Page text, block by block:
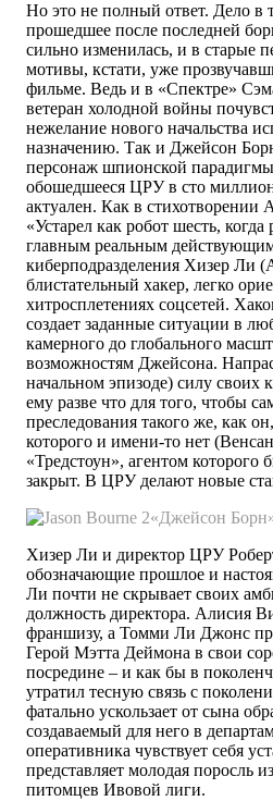
Но это не полный ответ. Дело в
прошедшее после последней
сильно изменилась, и в старые
мотивы, кстати, уже
фильме. Ведь и в «Спектре»
ветеран холодной войны
нежелание нового начальства
назначению. Так и Джейсон
персонаж шпионской
обошедшееся ЦРУ в сто
актуален. Как в стихотворении
«Устарел как робот шесть, когда
главным реальным
киберподразделения Хизер Ли
блистательный хакер, легко
хитросплетениях соцсетей.
создает заданные ситуации в
камерного до глобального
возможностям Джейсона.
начальном эпизоде) силу своих
ему разве что для того, чтобы
преследования такого же, как
которого и имени-то нет
«Тредстоун», агентом которого
закрыт. В ЦРУ делают новые
«Джейсон
Хизер Ли и директор ЦРУ
обозначающие прошлое и
Ли почти не скрывает своих
должность директора. Алисия
франшизу, а Томми Ли Джонс
Герой Мэтта Деймона в свои
посредине – и как бы в
утратил тесную связь с
фатально ускользает от сына
создаваемый для него в
оперативника чувствует себя
представляет молодая поросль
питомцев Ивовой лиги.